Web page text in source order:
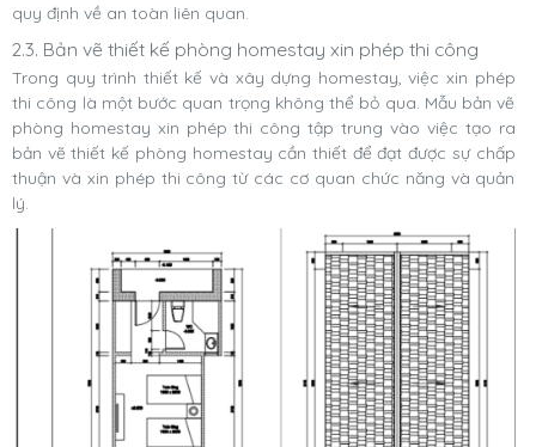
quy định về an toàn liên quan.
2.3. Bản vẽ thiết kế phòng homestay xin phép thi công
Trong quy trình thiết kế và xây dựng homestay, việc xin phép
thi công là một bước quan trọng không thể bỏ qua. Mẫu bản vẽ
phòng homestay xin phép thi công tập trung vào việc tạo ra
bản vẽ thiết kế phòng homestay cần thiết để đạt được sự chấp
thuận và xin phép thi công từ các cơ quan chức năng và quản
lý.